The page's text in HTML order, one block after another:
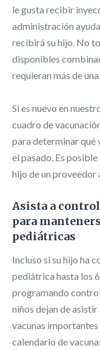
le gusta recibir
administración
recibirá su hijo. No
disponibles
requieran más de
Si es nuevo en
cuadro de
para determinar qué
el pasado. Es
hijo de un proveedor
Asista a
para
pediátricas
Incluso si su hijo ha
pediátrica hasta los
programando
niños dejan de
vacunas importantes
calendario de